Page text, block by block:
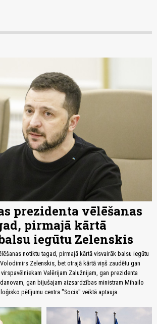
prezidenta vēlēšanas
pirmajā kārtā
iegūtu Zelenskis
notiktu tagad, pirmajā kārtā visvairāk balsu iegūtu
Zelenskis, bet otrajā kārtā viņš zaudētu gan
Valērijam Zalužnijam, gan prezidenta
gan bijušajam aizsardzības ministram Mihailo
pētījumu centra "Socis" veiktā aptauja.